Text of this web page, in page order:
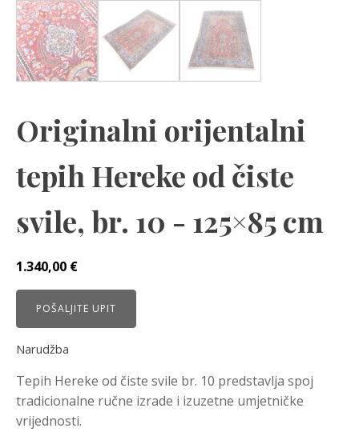
Originalni orijentalni
tepih Hereke od čiste
svile, br. 10 - 125×85 cm
1.340,00 €
POŠALJITE UPIT
Narudžba
Tepih Hereke od čiste svile br. 10 predstavlja spoj
tradicionalne ručne izrade i izuzetne umjetničke
vrijednosti.